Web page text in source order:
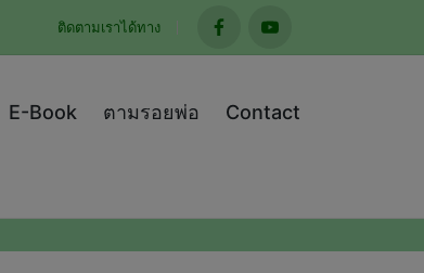
ติดตามเราได้ทาง
facebookyoutube
E-Book ตามรอยพ่อ Contact